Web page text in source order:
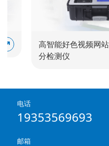
高智能好色视频网站肥
分检测仪
电话
19353569693
邮箱